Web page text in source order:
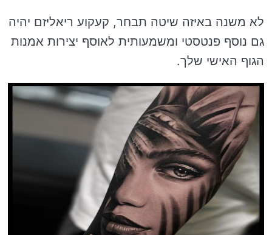
לא משנה באיזה שיטה תבחר, קעקוע ריאליזם יהיה
גם נוסף פנטסטי ומשמעותית לאוסף יצירות אמנות
הגוף האישי שלך.